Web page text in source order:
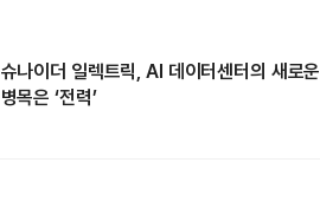
슈나이더 일렉트릭, AI 데이터센터의 새로운
병목은 ‘전력’